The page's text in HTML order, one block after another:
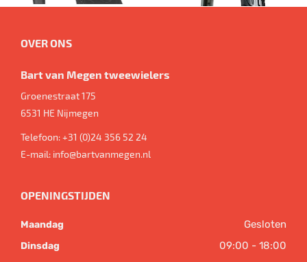
OVER ONS
Bart van Megen tweewielers
Groenestraat 175
6531 HE Nijmegen
Telefoon:+31 (0)24 356 52 24
E-mail: info@bartvanmegen.nl
OPENINGSTIJDEN
Maandag Gesloten
Dinsdag 09:00 - 18:00